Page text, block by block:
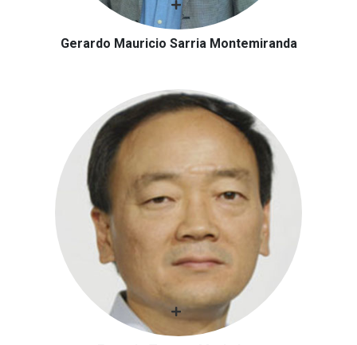
Gerardo Mauricio Sarria Montemiranda